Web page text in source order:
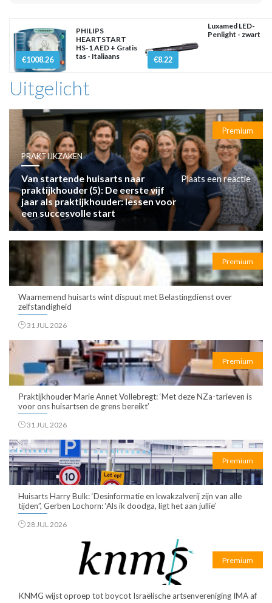
€1008.26
PHILIPS
HEARTSTART
HS-1 AED + Gratis
tas - Italiaans
€8.22
Luxamed LED-
Penlight - zwart
Uitgelicht
Premium
PRAKTIJKZAKEN
Van startende huisarts naar
praktijkhouder (5): De eerste vijf
jaar als praktijkhouder: lessen voor
een succesvolle start
Plaats een reactie
Premium
Waarnemend huisarts wint dispuut met Belastingdienst over
zelfstandigheid
31 JUL 2026
Premium
Praktijkhouder Marie Annet Vollebregt: ‘Met deze NZa-tarieven is
voor ons huisartsen de grens bereikt’
31 JUL 2026
Premium
Huisarts Harry Bulk: ‘Desinformatie en kwakzalverij zijn van alle
tijden”, Gerben Lochorn: ‘Als ik doodga, ligt het aan jullie’
28 JUL 2026
Premium
KNMG wijst oproep tot boycot Israëlische artsenvereniging IMA af